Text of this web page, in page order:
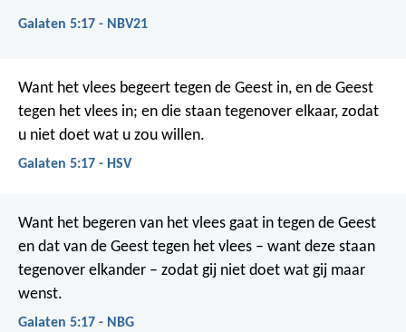
Galaten 5:17 - NBV21
Want het vlees begeert tegen de Geest in, en de Geest
tegen het vlees in; en die staan tegenover elkaar, zodat
u niet doet wat u zou willen.
Galaten 5:17 - HSV
Want het begeren van het vlees gaat in tegen de Geest
en dat van de Geest tegen het vlees – want deze staan
tegenover elkander – zodat gij niet doet wat gij maar
wenst.
Galaten 5:17 - NBG